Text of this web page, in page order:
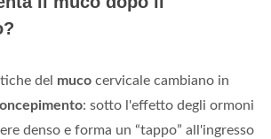
del muco cervicale cambiano in
: sotto l'effetto degli ormoni
denso e forma un “tappo” all'ingresso